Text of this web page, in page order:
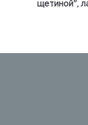
щетиной",